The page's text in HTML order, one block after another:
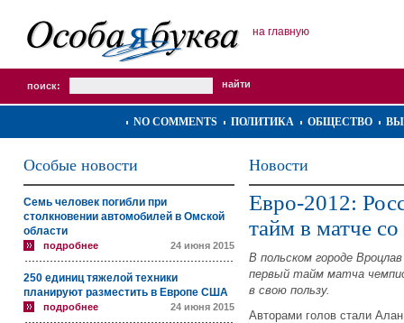
на главную
поиск:
NO COMMENTS ПОЛИТИКА ОБЩЕСТВО
Особые новости
Семь человек погибли при
столкновении автомобилей в Омской
области
подробнее 24 июня 2015
250 единиц тяжелой техники
планируют разместить в Европе США
подробнее 24 июня 2015
Новости
Евро-2012:
тайм в матче
В польском городе
первый тайм матча
в свою пользу.
Авторами голов стали